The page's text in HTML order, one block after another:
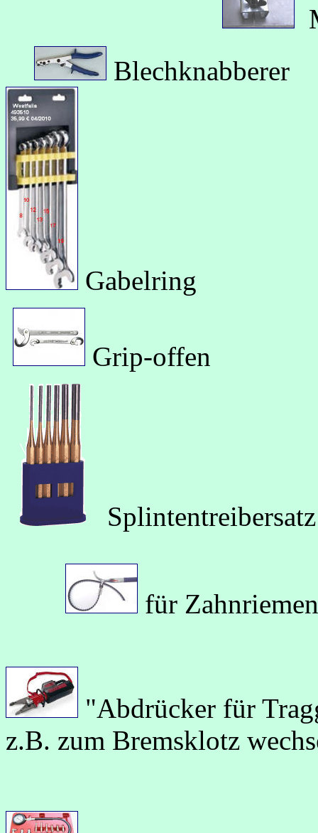
Blechknabberer
Gabelring
Grip-offen
Splintentreibersatz
für
"Abdrücker für
z.B. zum Bremsklotz